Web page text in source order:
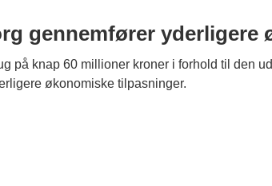
gennemfører yderligere
på knap 60 millioner kroner i forhold til den
økonomiske tilpasninger.